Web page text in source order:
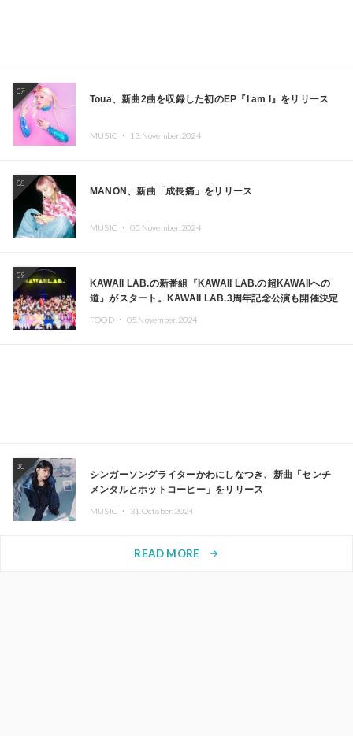
07
Toua、新曲2曲を収録した初のEP『I am I』をリリース
MUSIC ・ 13.November.2024
08
MANON、新曲「成長痛」をリリース
MUSIC ・ 05.November.2024
09
KAWAII LAB.の新番組『KAWAII LAB.の超KAWAIIへの
道』がスタート。KAWAII LAB.3周年記念公演も開催決定
FOOD ・ 05.November.2024
10
シンガーソングライターかわにしなつき、新曲「センチ
メンタルとホットコーヒー」をリリース
MUSIC ・ 31.October.2024
READ MORE arrow_forward